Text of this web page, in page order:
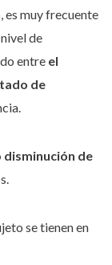
es muy frecuente
de
entre el
de
disminución de
se tienen en